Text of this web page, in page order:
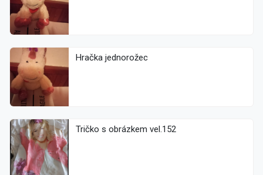
Hračka jednorožec
Tričko s obrázkem vel.152